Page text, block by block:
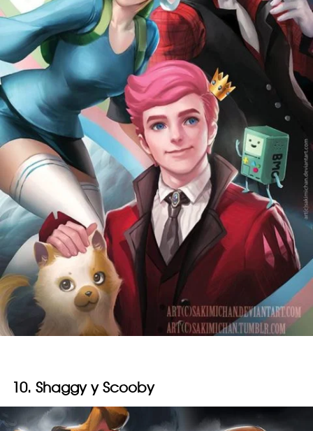
10. Shaggy y Scooby